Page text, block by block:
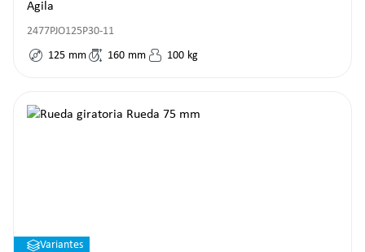
Agila
2477PJO125P30-11
125 mm 160 mm 100 kg
Variantes